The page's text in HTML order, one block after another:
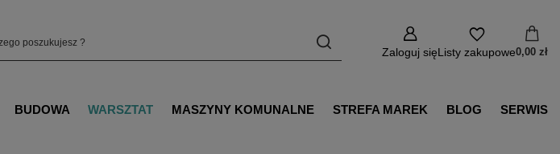
Zaloguj sięListy zakupowe0,00 zł
BUDOWA WARSZTAT MASZYNY KOMUNALNE STREFA MAREK BLOG SERWIS